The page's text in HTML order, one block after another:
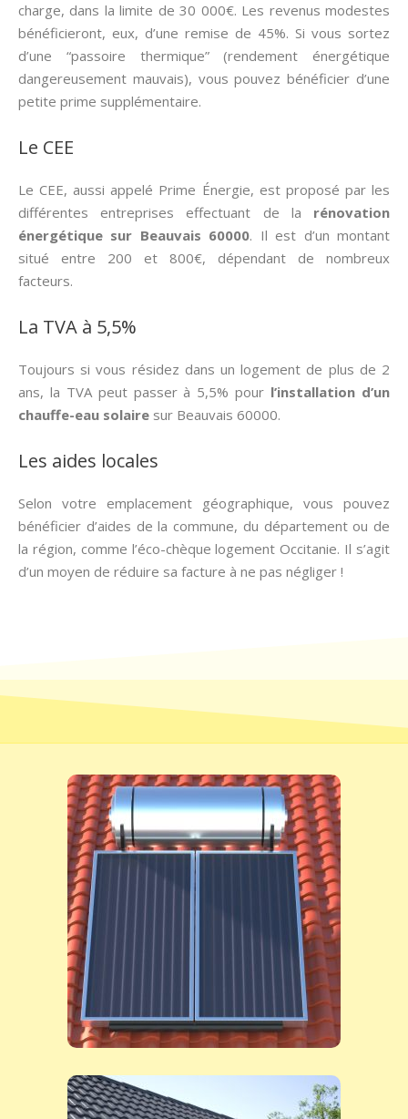
charge, dans la limite de 30 000€. Les revenus modestes
bénéficieront, eux, d’une remise de 45%. Si vous sortez
d’une “passoire thermique” (rendement énergétique
dangereusement mauvais), vous pouvez bénéficier d’une
petite prime supplémentaire.
Le CEE
Le CEE, aussi appelé Prime Énergie, est proposé par les
différentes entreprises effectuant de la rénovation
énergétique sur Beauvais 60000. Il est d’un montant
situé entre 200 et 800€, dépendant de nombreux
facteurs.
La TVA à 5,5%
Toujours si vous résidez dans un logement de plus de 2
ans, la TVA peut passer à 5,5% pour l’installation d’un
chauffe-eau solaire sur Beauvais 60000.
Les aides locales
Selon votre emplacement géographique, vous pouvez
bénéficier d’aides de la commune, du département ou de
la région, comme l’éco-chèque logement Occitanie. Il s’agit
d’un moyen de réduire sa facture à ne pas négliger !